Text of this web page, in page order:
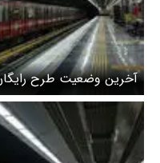
آخرین وضعیت طرح
اتوبوس